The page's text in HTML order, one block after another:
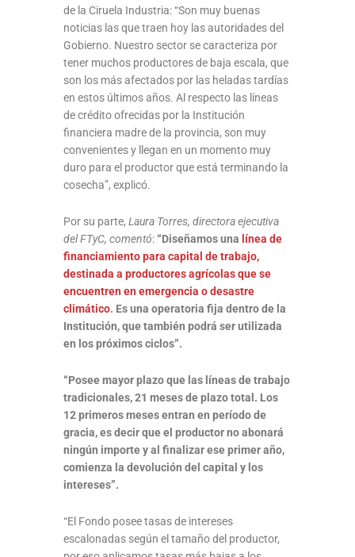
de la Ciruela Industria: “Son muy buenas
noticias las que traen hoy las autoridades del
Gobierno. Nuestro sector se caracteriza por
tener muchos productores de baja escala, que
son los más afectados por las heladas tardías
en estos últimos años. Al respecto las líneas
de crédito ofrecidas por la Institución
financiera madre de la provincia, son muy
convenientes y llegan en un momento muy
duro para el productor que está terminando la
cosecha”, explicó.
Por su parte, Laura Torres, directora ejecutiva
del FTyC, comentó:“Diseñamos una línea de
financiamiento para capital de trabajo,
destinada a productores agrícolas que se
encuentren en emergencia o desastre
climático. Es una operatoria fija dentro de la
Institución, que también podrá ser utilizada
en los próximos ciclos”.
“Posee mayor plazo que las líneas de trabajo
tradicionales, 21 meses de plazo total. Los
12 primeros meses entran en período de
gracia, es decir que el productor no abonará
ningún importe y al finalizar ese primer año,
comienza la devolución del capital y los
intereses”.
“El Fondo posee tasas de intereses
escalonadas según el tamaño del productor,